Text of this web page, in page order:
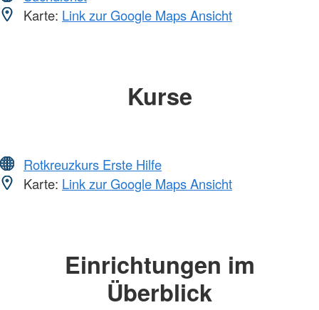
Karte: Link zur Google Maps Ansicht
Kurse
Rotkreuzkurs Erste Hilfe
Karte: Link zur Google Maps Ansicht
Einrichtungen im
Überblick